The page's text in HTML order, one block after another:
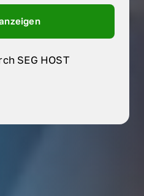
SEG HOST